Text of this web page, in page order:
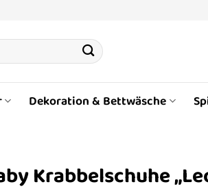
Dekoration & Bettwäsche
Krabbelschuhe